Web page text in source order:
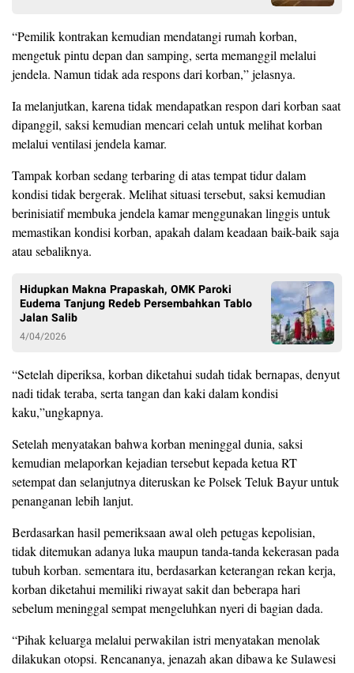
“Pemilik kontrakan kemudian mendatangi rumah korban,
mengetuk pintu depan dan samping, serta memanggil melalui
jendela. Namun tidak ada respons dari korban,” jelasnya.
Ia melanjutkan, karena tidak mendapatkan respon dari korban saat
dipanggil, saksi kemudian mencari celah untuk melihat korban
melalui ventilasi jendela kamar.
Tampak korban sedang terbaring di atas tempat tidur dalam
kondisi tidak bergerak. Melihat situasi tersebut, saksi kemudian
berinisiatif membuka jendela kamar menggunakan linggis untuk
memastikan kondisi korban, apakah dalam keadaan baik-baik saja
atau sebaliknya.
Hidupkan Makna Prapaskah, OMK Paroki
Eudema Tanjung Redeb Persembahkan Tablo
Jalan Salib
4/04/2026
“Setelah diperiksa, korban diketahui sudah tidak bernapas, denyut
nadi tidak teraba, serta tangan dan kaki dalam kondisi
kaku,”ungkapnya.
Setelah menyatakan bahwa korban meninggal dunia, saksi
kemudian melaporkan kejadian tersebut kepada ketua RT
setempat dan selanjutnya diteruskan ke Polsek Teluk Bayur untuk
penanganan lebih lanjut.
Berdasarkan hasil pemeriksaan awal oleh petugas kepolisian,
tidak ditemukan adanya luka maupun tanda-tanda kekerasan pada
tubuh korban. sementara itu, berdasarkan keterangan rekan kerja,
korban diketahui memiliki riwayat sakit dan beberapa hari
sebelum meninggal sempat mengeluhkan nyeri di bagian dada.
“Pihak keluarga melalui perwakilan istri menyatakan menolak
dilakukan otopsi. Rencananya, jenazah akan dibawa ke Sulawesi